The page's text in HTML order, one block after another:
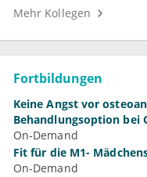
Mehr Kollegen
Fortbildungen
Keine Angst vor
Behandlungsoption bei
On-Demand
Fit für die M1-
On-Demand